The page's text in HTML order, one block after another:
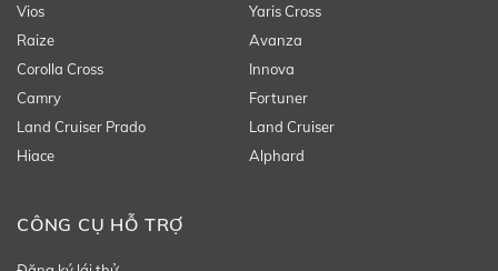
Vios
Yaris Cross
Raize
Avanza
Corolla Cross
Innova
Camry
Fortuner
Land Cruiser Prado
Land Cruiser
Hiace
Alphard
CÔNG CỤ HỖ TRỢ